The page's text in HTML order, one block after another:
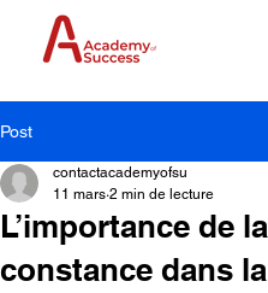
Post
L’importance de la
constance dans la
contactacademyofsu
11 mars 2 min de lecture